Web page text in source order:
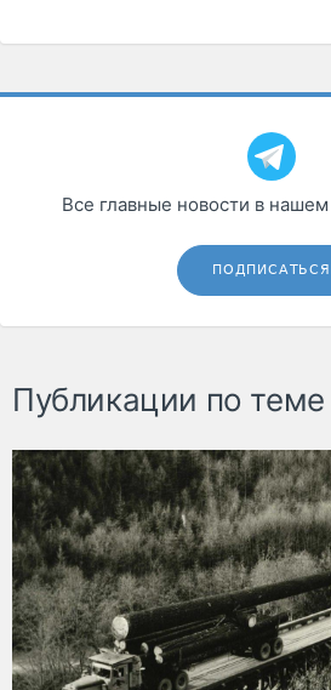
Все главные новости в
ПОДПИСАТЬСЯ
Публикации по теме